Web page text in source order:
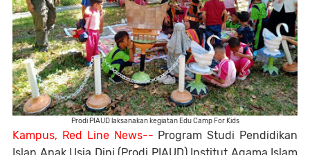
Prodi PIAUD laksanakan kegiatan Edu Camp For Kids
Kampus, Red Line News-- Program Studi Pendidikan